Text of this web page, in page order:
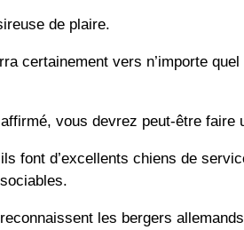
de plaire.
certainement vers n’importe
vous devrez peut-être faire
font d’excellents chiens de
les bergers